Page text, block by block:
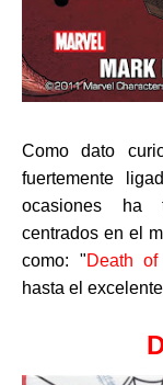
Como dato
fuertemente
ocasiones
centrados en el
como: "Death
hasta el